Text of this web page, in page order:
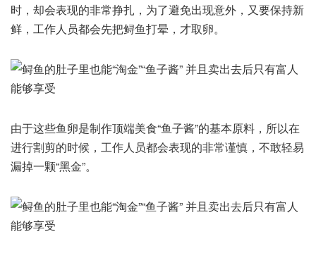
时，却会表现的非常挣扎，为了避免出现意外，又要保持新
鲜，工作人员都会先把鲟鱼打晕，才取卵。
由于这些鱼卵是制作顶端美食“鱼子酱”的基本原料，所以在
进行割剪的时候，工作人员都会表现的非常谨慎，不敢轻易
漏掉一颗“黑金”。